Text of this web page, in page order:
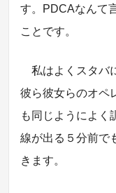
す。PDCAなんて
ことです。
私はよくスタバ
彼ら彼女らのオペ
も同じようによく
線が出る５分前で
きます。